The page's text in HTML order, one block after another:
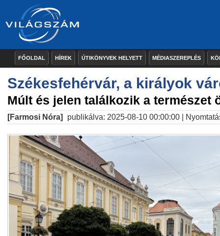
FŐOLDAL HÍREK ÚTIKÖNYVEK HELYETT MÉDIASZEREPLÉS
Székesfehérvár, a királyok
Múlt és jelen találkozik a természet
[Farmosi Nóra] publikálva: 2025-08-10 00:00:00 |